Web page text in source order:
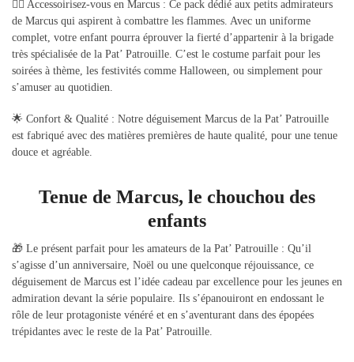
👮‍♂️ Accessoirisez-vous en Marcus : Ce pack dédié aux petits admirateurs
de Marcus qui aspirent à combattre les flammes. Avec un uniforme
complet, votre enfant pourra éprouver la fierté d’appartenir à la brigade
très spécialisée de la Pat’ Patrouille. C’est le costume parfait pour les
soirées à thème, les festivités comme Halloween, ou simplement pour
s’amuser au quotidien.
🌟 Confort & Qualité : Notre déguisement Marcus de la Pat’ Patrouille
est fabriqué avec des matières premières de haute qualité, pour une tenue
douce et agréable.
Tenue de Marcus, le chouchou des
enfants
🎁 Le présent parfait pour les amateurs de la Pat’ Patrouille : Qu’il
s’agisse d’un anniversaire, Noël ou une quelconque réjouissance, ce
déguisement de Marcus est l’idée cadeau par excellence pour les jeunes en
admiration devant la série populaire. Ils s’épanouiront en endossant le
rôle de leur protagoniste vénéré et en s’aventurant dans des épopées
trépidantes avec le reste de la Pat’ Patrouille.